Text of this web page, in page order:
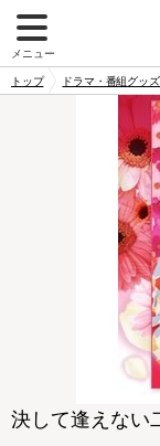
メニュー
トップ ドラマ・番組グッ
決して逢えない